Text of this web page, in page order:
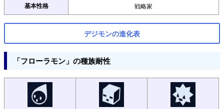
基本性格 戦略家
デジモンの進化表
「フローラモン」の種族耐性